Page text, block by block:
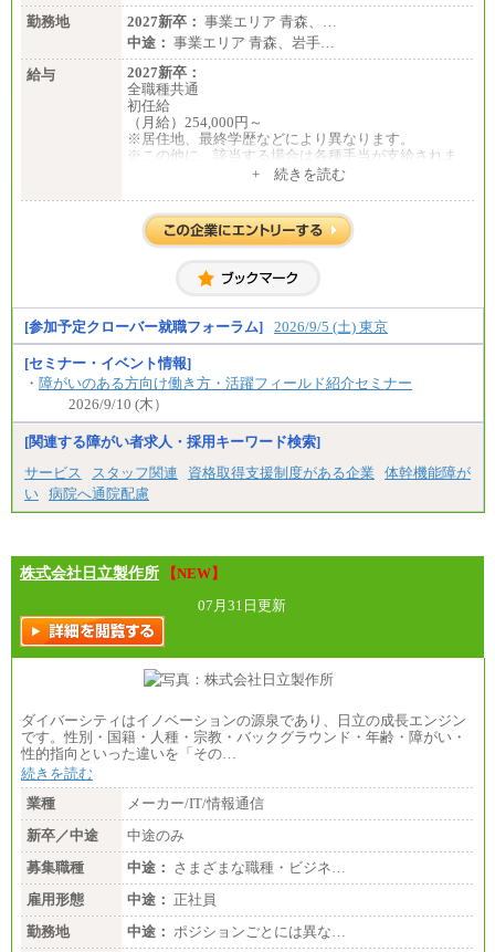
勤務地
2027新卒： 事業エリア 青森、…
中途： 事業エリア 青森、岩手…
給与
2027新卒：
全職種共通
初任給
（月給）254,000円～
※居住地、最終学歴などにより異なります。
※この他に、該当する場合は各種手当が支給されま
中途：
全職種共通
※居住地、年齢により異なります。
※この他に、該当する場合は各種手当が支給されま
す。
※試用期間中も給与に変更はございません
+ 続きを読む
[参加予定クローバー就職フォーラム] 2026/9/5 (土) 東京
[セミナー・イベント情報]
・ 障がいのある方向け働き方・活躍フィールド紹介セミナー
2026/9/10 (木）
[関連する障がい者求人・採用キーワード検索]
サービス
スタッフ関連 資格取得支援制度がある企業
体幹機能障が
い 病院へ通院配慮
株式会社日立製作所
【NEW】
07月31日更新
ダイバーシティはイノベーションの源泉であり、日立の成長エンジン
です。性別・国籍・人種・宗教・バックグラウンド・年齢・障がい・
性的指向といった違いを「その…
続きを読む
業種
メーカー/IT/情報通信
新卒／中途
中途のみ
募集職種
中途： さまざまな職種・ビジネ…
雇用形態
中途： 正社員
勤務地
中途： ポジションごとには異な…